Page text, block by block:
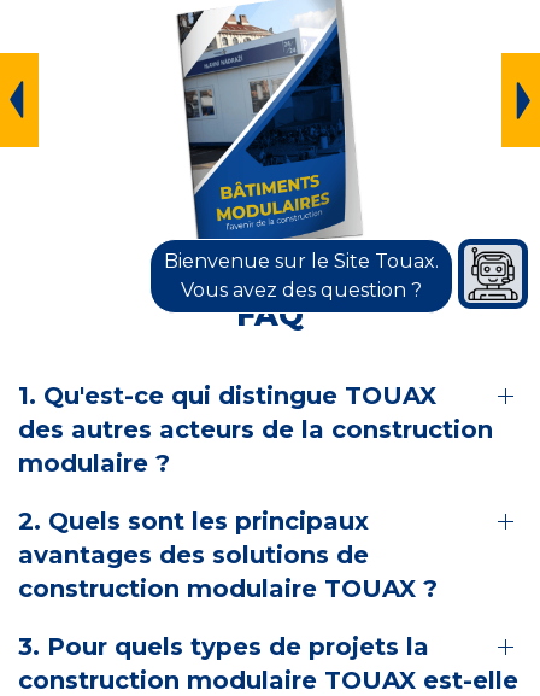
FAQ
1. Qu'est-ce qui distingue TOUAX
des autres acteurs de la construction
modulaire ?
2. Quels sont les principaux
avantages des solutions de
construction modulaire TOUAX ?
3. Pour quels types de projets la
construction modulaire TOUAX est-elle
Bienvenue sur le Site Touax.
Vous avez des question ?